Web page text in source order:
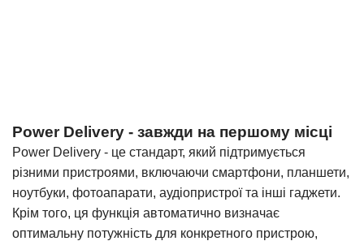
Power Delivery - завжди на першому місці
Power Delivery - це стандарт, який підтримується
різними пристроями, включаючи смартфони, планшети,
ноутбуки, фотоапарати, аудіопристрої та інші гаджети.
Крім того, ця функція автоматично визначає
оптимальну потужність для конкретного пристрою,